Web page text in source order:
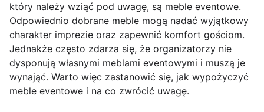
który należy wziąć pod uwagę, są meble eventowe.
Odpowiednio dobrane meble mogą nadać wyjątkowy
charakter imprezie oraz zapewnić komfort gościom.
Jednakże często zdarza się, że organizatorzy nie
dysponują własnymi meblami eventowymi i muszą je
wynająć. Warto więc zastanowić się, jak wypożyczyć
meble eventowe i na co zwrócić uwagę.